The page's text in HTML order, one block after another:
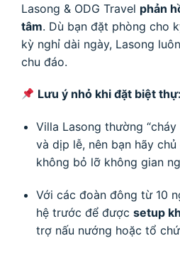
Lasong & ODG Travel phản
tâm. Dù bạn đặt phòng cho
kỳ nghỉ dài ngày, Lasong
chu đáo.
Lưu ý nhỏ khi đặt biệt thự:
Villa Lasong thường
và dịp lễ, nên bạn hãy
không bỏ lỡ không gian
Với các đoàn đông từ 10
hệ trước để được setup
trợ nấu nướng hoặc tổ